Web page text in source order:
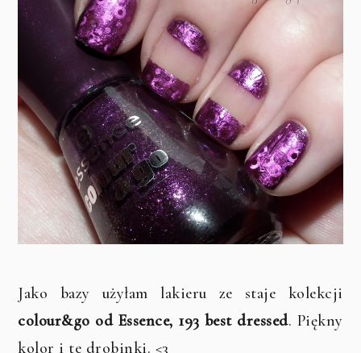
Jako bazy użyłam lakieru ze staje kolekcji
colour&go od Essence, 193 best dressed. Piękny
kolor i te drobinki. <3